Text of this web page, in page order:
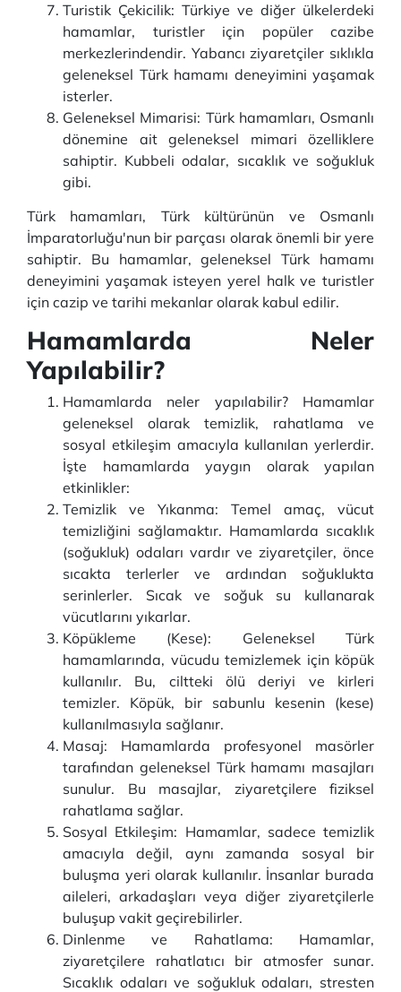
Turistik Çekicilik: Türkiye ve diğer ülkelerdeki
hamamlar, turistler için popüler cazibe
merkezlerindendir. Yabancı ziyaretçiler sıklıkla
geleneksel Türk hamamı deneyimini yaşamak
isterler.
Geleneksel Mimarisi: Türk hamamları, Osmanlı
dönemine ait geleneksel mimari özelliklere
sahiptir. Kubbeli odalar, sıcaklık ve soğukluk
gibi.
Türk hamamları, Türk kültürünün ve Osmanlı
İmparatorluğu'nun bir parçası olarak önemli bir yere
sahiptir. Bu hamamlar, geleneksel Türk hamamı
deneyimini yaşamak isteyen yerel halk ve turistler
için cazip ve tarihi mekanlar olarak kabul edilir.
Hamamlarda Neler
Yapılabilir?
Hamamlarda neler yapılabilir? Hamamlar
geleneksel olarak temizlik, rahatlama ve
sosyal etkileşim amacıyla kullanılan yerlerdir.
İşte hamamlarda yaygın olarak yapılan
etkinlikler:
Temizlik ve Yıkanma: Temel amaç, vücut
temizliğini sağlamaktır. Hamamlarda sıcaklık
(soğukluk) odaları vardır ve ziyaretçiler, önce
sıcakta terlerler ve ardından soğuklukta
serinlerler. Sıcak ve soğuk su kullanarak
vücutlarını yıkarlar.
Köpükleme (Kese): Geleneksel Türk
hamamlarında, vücudu temizlemek için köpük
kullanılır. Bu, ciltteki ölü deriyi ve kirleri
temizler. Köpük, bir sabunlu kesenin (kese)
kullanılmasıyla sağlanır.
Masaj: Hamamlarda profesyonel masörler
tarafından geleneksel Türk hamamı masajları
sunulur. Bu masajlar, ziyaretçilere fiziksel
rahatlama sağlar.
Sosyal Etkileşim: Hamamlar, sadece temizlik
amacıyla değil, aynı zamanda sosyal bir
buluşma yeri olarak kullanılır. İnsanlar burada
aileleri, arkadaşları veya diğer ziyaretçilerle
buluşup vakit geçirebilirler.
Dinlenme ve Rahatlama: Hamamlar,
ziyaretçilere rahatlatıcı bir atmosfer sunar.
Sıcaklık odaları ve soğukluk odaları, stresten